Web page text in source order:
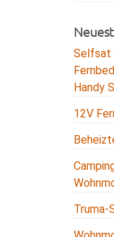
Selfsat
Handy
12V
Truma-